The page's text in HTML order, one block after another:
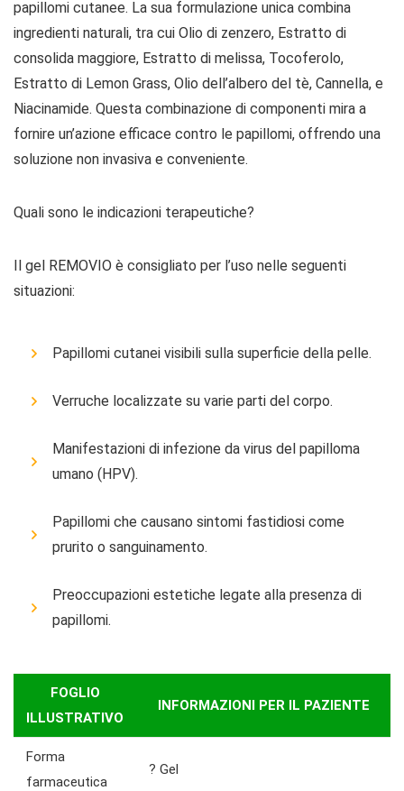
papillomi cutanee. La sua formulazione unica combina
ingredienti naturali, tra cui Olio di zenzero, Estratto di
consolida maggiore, Estratto di melissa, Tocoferolo,
Estratto di Lemon Grass, Olio dell’albero del tè, Cannella, e
Niacinamide. Questa combinazione di componenti mira a
fornire un’azione efficace contro le papillomi, offrendo una
soluzione non invasiva e conveniente.
Quali sono le indicazioni terapeutiche?
Il gel REMOVIO è consigliato per l’uso nelle seguenti
situazioni:
Papillomi cutanei visibili sulla superficie della pelle.
Verruche localizzate su varie parti del corpo.
Manifestazioni di infezione da virus del papilloma
umano (HPV).
Papillomi che causano sintomi fastidiosi come
prurito o sanguinamento.
Preoccupazioni estetiche legate alla presenza di
papillomi.
FOGLIO
ILLUSTRATIVO
INFORMAZIONI PER IL PAZIENTE
Forma
farmaceutica
? Gel